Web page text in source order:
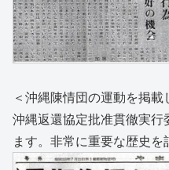
＜沖縄陳情団の運動を掲載
沖縄返還協定批准貫徹実
ます。非常に重要な歴史を